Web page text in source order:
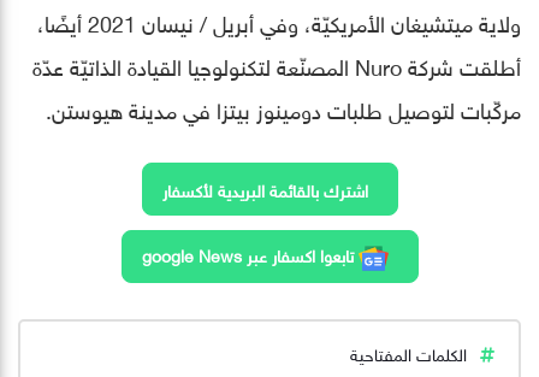
ولاية ميتشيغان الأمريكيّة، وفي أبريل / نيسان 2021 أيضًا،
أطلقت شركة Nuro المصنّعة لتكنولوجيا القيادة الذاتيّة عدّة
مركّبات لتوصيل طلبات دومينوز بيتزا في مدينة هيوستن.
اشترك بالقائمة البريدية لأكسفار
تابعوا اكسفار عبر google News
الكلمات المفتاحية